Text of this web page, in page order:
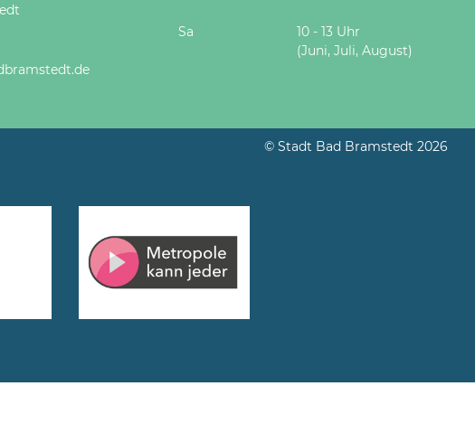
Sa
10 - 13 Uhr
(Juni, Juli, August)
© Stadt Bad Bramstedt 2026